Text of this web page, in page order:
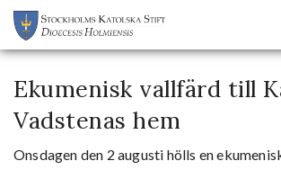
Ekumenisk vallfärd till
Vadstenas hem
Onsdagen den 2 augusti hölls en